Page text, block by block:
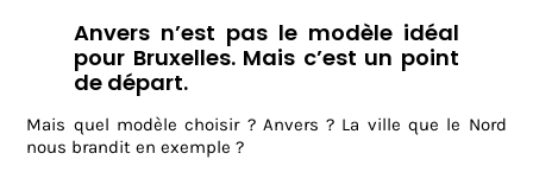
Anvers n’est pas le modèle idéal
pour Bruxelles. Mais c’est un point
de départ.
Mais quel modèle choisir ? Anvers ? La ville que le Nord
nous brandit en exemple ?